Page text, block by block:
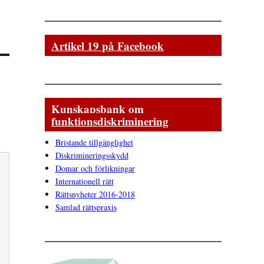
Artikel 19 på Facebook
Kunskapsbank om
funktionsdiskriminering
Bristande tillgänglighet
Diskrimineringsskydd
Domar och förlikningar
Internationell rätt
Rättsnyheter 2016-2018
Samlad rättspraxis